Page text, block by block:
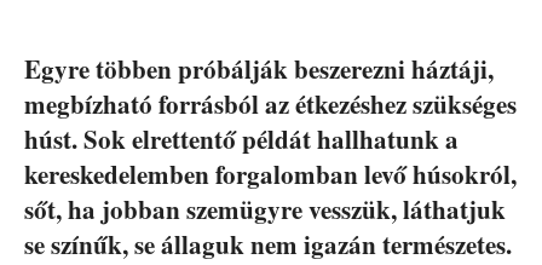
Egyre többen próbálják beszerezni háztáji,
megbízható forrásból az étkezéshez szükséges
húst. Sok elrettentő példát hallhatunk a
kereskedelemben forgalomban levő húsokról,
sőt, ha jobban szemügyre vesszük, láthatjuk
se színűk, se állaguk nem igazán természetes.